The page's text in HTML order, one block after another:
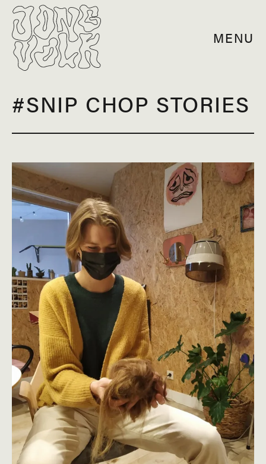
MENU
#SNIP CHOP STORIES